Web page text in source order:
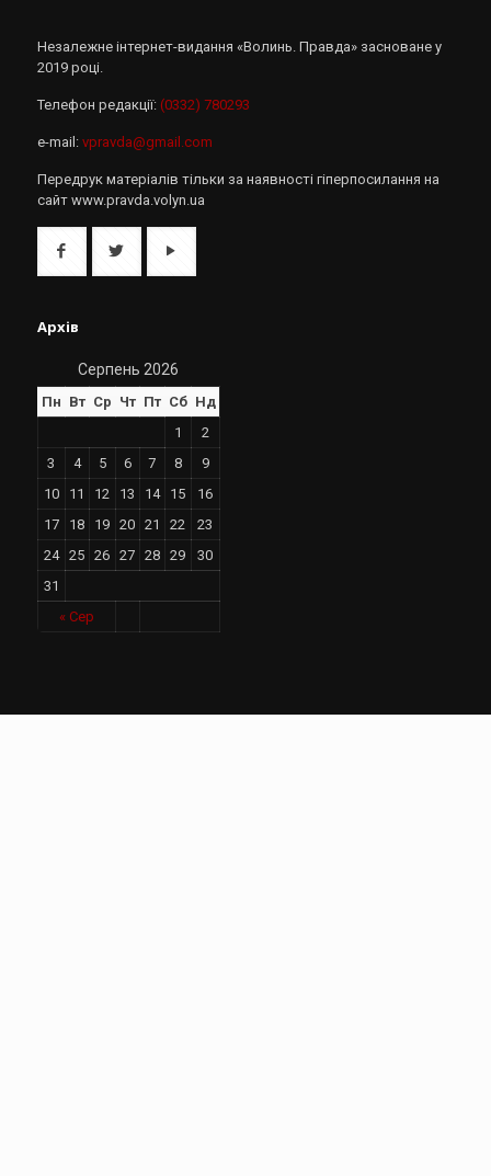
Незалежне інтернет-видання «Волинь. Правда» засноване у
2019 році.
Телефон редакції: (0332) 780293
e-mail: vpravda@gmail.com
Передрук матеріалів тільки за наявності гіперпосилання на
сайт www.pravda.volyn.ua
Архів
Серпень 2026
Пн Вт Ср Чт Пт Сб Нд
« Сер
1
2
3
4 5 6 7 8
9
10
11 12 13 14 15
16
17
18 19 20 21 22
23
24
25 26 27 28 29
30
31